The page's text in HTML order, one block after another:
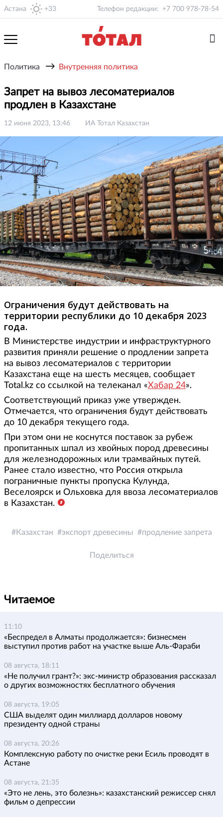
Астана +33 Телефон редакции: +7 700 978-78-54
Политика → Внутренняя политика
Запрет на вывоз лесоматериалов
продлен в Казахстане
12 июня 2023, 13:46 ИА Тотал Казахстан
Ограничения будут действовать на
территории республики до 10 декабря 2023
года.
В Министерстве индустрии и инфраструктурного
развития приняли решение о продлении запрета
на вывоз лесоматериалов с территории
Казахстана еще на шесть месяцев, сообщает
Total.kz со ссылкой на телеканал «Хабар 24».
Соответствующий приказ уже утвержден.
Отмечается, что ограничения будут действовать
до 10 декабря текущего года.
При этом они не коснутся поставок за рубеж
пропитанных шпал из хвойных пород древесины
для железнодорожных или трамвайных путей.
Ранее стало известно, что Россия открыла
пограничные пункты пропуска Кулунда,
Веселоярск и Ольховка для ввоза лесоматериалов
в Казахстан.
Казахстан экспорт древесины продление запрета
Поделиться
Читаемое
11:10
«Беспредел в Алматы продолжается»: бизнесмен
выступил против работ на участке выше Аль-Фараби
08 августа, 18:11
«Не получил грант?»: экс-министр образования рассказал
о других возможностях бесплатного обучения
08 августа, 19:05
США выделят один миллиард долларов новому
президенту одной страны
08 августа, 20:26
Комплексную работу по очистке реки Есиль проводят в
Астане
08 августа, 21:35
«Это не лень, это болезнь»: казахстанский режиссер снял
фильм о депрессии